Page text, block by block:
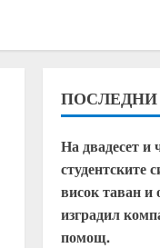
На двадесет и
студентските
висок таван и
изградил
помощ.